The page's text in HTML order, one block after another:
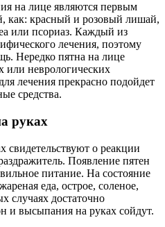
на лице являются первым
как: красный и розовый лишай,
или псориаз. Каждый из
лечения, поэтому
Нередко пятна на лице
или неврологических
лечения прекрасно подойдет
средства.
руках
свидетельствуют о реакции
Появление пятен
питание. На состояние
еда, острое, соленое,
случаях достаточно
и высыпания на руках сойдут.